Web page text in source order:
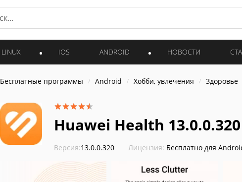
LINUX IOS ANDROID НОВОСТИ
Бесплатные программы Android Хобби, увлечения Здоровье
Huawei Health 13.0.0.320
Версия:13.0.0.320 Лицензия: Бесплатно для